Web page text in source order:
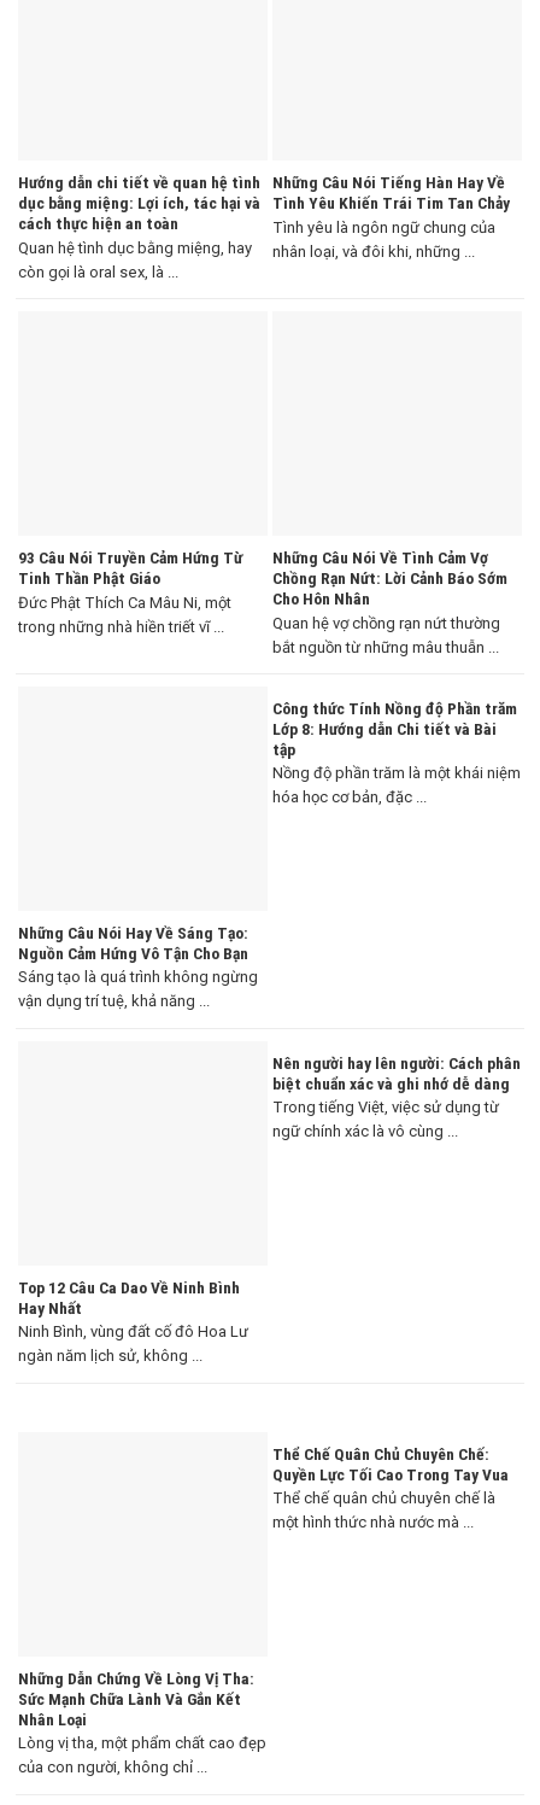
Hướng dẫn chi tiết về quan hệ tình
dục bằng miệng: Lợi ích, tác hại và
cách thực hiện an toàn
Quan hệ tình dục bằng miệng, hay
còn gọi là oral sex, là ...
Những Câu Nói Tiếng Hàn Hay Về
Tình Yêu Khiến Trái Tim Tan Chảy
Tình yêu là ngôn ngữ chung của
nhân loại, và đôi khi, những ...
93 Câu Nói Truyền Cảm Hứng Từ
Tinh Thần Phật Giáo
Đức Phật Thích Ca Mâu Ni, một
trong những nhà hiền triết vĩ ...
Những Câu Nói Về Tình Cảm Vợ
Chồng Rạn Nứt: Lời Cảnh Báo Sớm
Cho Hôn Nhân
Quan hệ vợ chồng rạn nứt thường
bắt nguồn từ những mâu thuẫn ...
Những Câu Nói Hay Về Sáng Tạo:
Nguồn Cảm Hứng Vô Tận Cho Bạn
Sáng tạo là quá trình không ngừng
vận dụng trí tuệ, khả năng ...
Công thức Tính Nồng độ Phần trăm
Lớp 8: Hướng dẫn Chi tiết và Bài
tập
Nồng độ phần trăm là một khái niệm
hóa học cơ bản, đặc ...
Top 12 Câu Ca Dao Về Ninh Bình
Hay Nhất
Ninh Bình, vùng đất cố đô Hoa Lư
ngàn năm lịch sử, không ...
Nên người hay lên người: Cách phân
biệt chuẩn xác và ghi nhớ dễ dàng
Trong tiếng Việt, việc sử dụng từ
ngữ chính xác là vô cùng ...
Những Dẫn Chứng Về Lòng Vị Tha:
Sức Mạnh Chữa Lành Và Gắn Kết
Nhân Loại
Lòng vị tha, một phẩm chất cao đẹp
của con người, không chỉ ...
Thể Chế Quân Chủ Chuyên Chế:
Quyền Lực Tối Cao Trong Tay Vua
Thể chế quân chủ chuyên chế là
một hình thức nhà nước mà ...